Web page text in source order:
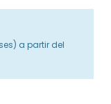
a partir del